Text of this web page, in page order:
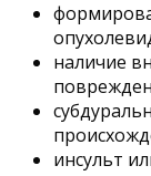
наличие
инсульт